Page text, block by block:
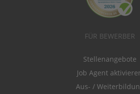
FÜR BEWERBER
Stellenangebote
Job Agent
Aus- /